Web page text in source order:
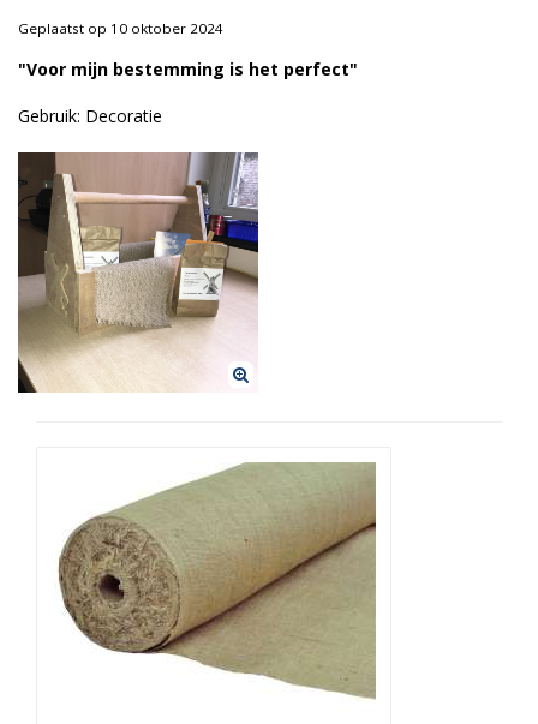
Verhuismaterialen
Duurzame verpakkingen
Bedrukte verpakkingen
Geplaatst op 10 oktober 2024
"Voor mijn bestemming is het perfect"
Gebruik: Decoratie